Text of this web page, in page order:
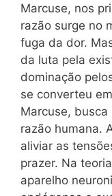
Marcuse, nos
razão surge no
fuga da dor.
da luta pela
dominação
se converteu
Marcuse,
razão humana.
aliviar as
prazer. Na
aparelho